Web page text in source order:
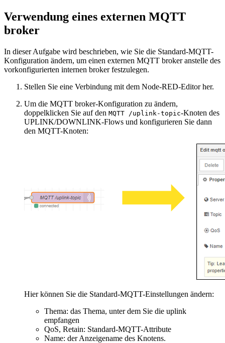
Verwendung eines externen MQTT
broker
In dieser Aufgabe wird beschrieben, wie Sie die Standard-MQTT-
Konfiguration ändern, um einen externen MQTT broker anstelle des
vorkonfigurierten internen broker festzulegen.
Stellen Sie eine Verbindung mit dem Node-RED-Editor her.
Um die MQTT broker-Konfiguration zu ändern,
doppelklicken Sie auf den MQTT /uplink-topic-Knoten des
UPLINK/DOWNLINK-Flows und konfigurieren Sie dann
den MQTT-Knoten:
Hier können Sie die Standard-MQTT-Einstellungen ändern:
Thema: das Thema, unter dem Sie die uplink
empfangen
QoS, Retain: Standard-MQTT-Attribute
Name: der Anzeigename des Knotens.